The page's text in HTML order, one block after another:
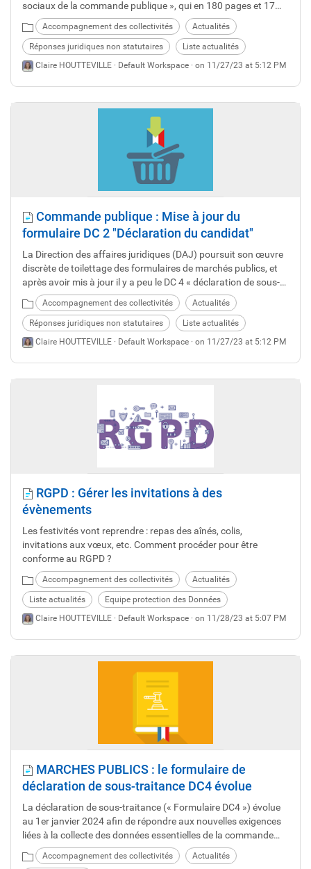
sociaux de la commande publique », qui en 180 pages et 17
fiches techniques incluant des exemples concrets, vise à
donner du corps et du sens aux considérations sociales dans
la commande publique.
Accompagnement des collectivités Actualités
Réponses juridiques non statutaires
Liste actualités
Claire HOUTTEVILLE · Default Workspace · on 11/27/23 at 5:12 PM
Commande publique : Mise à jour du
formulaire DC 2 "Déclaration du candidat"
La Direction des affaires juridiques (DAJ) poursuit son œuvre
discrète de toilettage des formulaires de marchés publics, et
après avoir mis à jour il y a peu le DC 4 « déclaration de sous-
traitance », elle s’attaque au DC 2 « Déclaration du candidat
individuel ou du membre du groupement ».
Accompagnement des collectivités Actualités
Réponses juridiques non statutaires
Liste actualités
Claire HOUTTEVILLE · Default Workspace · on 11/27/23 at 5:12 PM
RGPD : Gérer les invitations à des
évènements
Les festivités vont reprendre : repas des aînés, colis,
invitations aux vœux, etc. Comment procéder pour être
conforme au RGPD ?
Accompagnement des collectivités Actualités
Liste actualités
Equipe protection des Données
Claire HOUTTEVILLE · Default Workspace · on 11/28/23 at 5:07 PM
MARCHES PUBLICS : le formulaire de
déclaration de sous-traitance DC4 évolue
La déclaration de sous-traitance (« Formulaire DC4 ») évolue
au 1er janvier 2024 afin de répondre aux nouvelles exigences
liées à la collecte des données essentielles de la commande
publique (requise par l’article R.2196-1 du CCP et l’arrété du
22 décembre 22, dit « Annexe 15 »).
Accompagnement des collectivités Actualités